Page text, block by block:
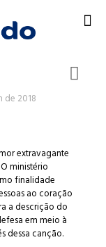
de 2018
extravagante
ministério
finalidade
ao coração
a descrição do
em meio à
dessa canção.